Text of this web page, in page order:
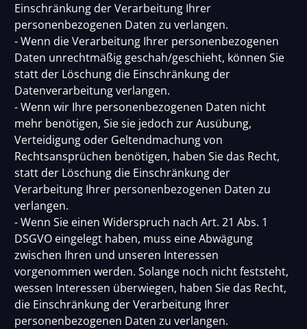
Einschränkung der Verarbeitung Ihrer
personenbezogenen Daten zu verlangen.
- Wenn die Verarbeitung Ihrer personenbezogenen
Daten unrechtmäßig geschah/geschieht, können Sie
statt der Löschung die Einschränkung der
Datenverarbeitung verlangen.
- Wenn wir Ihre personenbezogenen Daten nicht
mehr benötigen, Sie sie jedoch zur Ausübung,
Verteidigung oder Geltendmachung von
Rechtsansprüchen benötigen, haben Sie das Recht,
statt der Löschung die Einschränkung der
Verarbeitung Ihrer personenbezogenen Daten zu
verlangen.
- Wenn Sie einen Widerspruch nach Art. 21 Abs. 1
DSGVO eingelegt haben, muss eine Abwägung
zwischen Ihren und unseren Interessen
vorgenommen werden. Solange noch nicht feststeht,
wessen Interessen überwiegen, haben Sie das Recht,
die Einschränkung der Verarbeitung Ihrer
personenbezogenen Daten zu verlangen.